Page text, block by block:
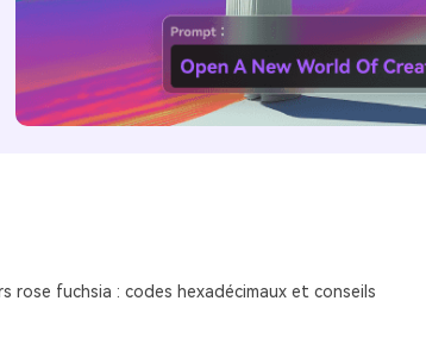
rose fuchsia : codes hexadécimaux et conseils